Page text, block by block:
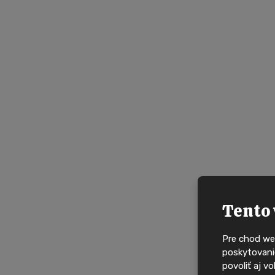
Tento
Pre chod
povoliť aj